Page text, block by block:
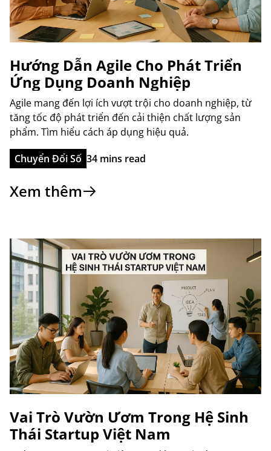
Hướng Dẫn Agile Cho Phát Triển
Ứng Dụng Doanh Nghiệp
Agile mang đến lợi ích vượt trội cho doanh nghiệp, từ
tăng tốc độ phát triển đến cải thiện chất lượng sản
phẩm. Tìm hiểu cách áp dụng hiệu quả.
Chuyển Đổi Số 34 mins read
Xem thêm
Vai Trò Vườn Ươm Trong Hệ Sinh
Thái Startup Việt Nam